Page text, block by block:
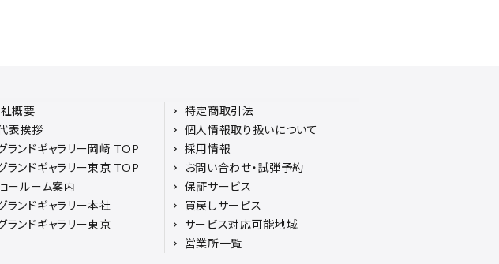
概要
表挨拶
ランドギャラリー岡崎 TOP
ランドギャラリー東京 TOP
ールーム案内
ランドギャラリー本社
ランドギャラリー東京
特定商取引法
個人情報取り扱いについて
採用情報
お問い合わせ・試弾予約
保証サービス
買戻しサービス
サービス対応可能地域
営業所一覧